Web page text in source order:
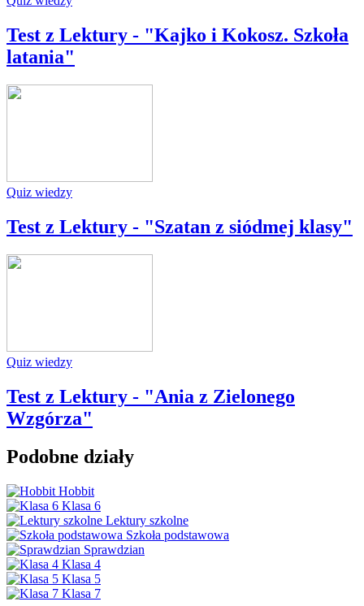
Test z Lektury - "Kajko i Kokosz. Szkoła
latania"
Quiz wiedzy
Test z Lektury - "Szatan z siódmej klasy"
Quiz wiedzy
Test z Lektury - "Ania z Zielonego
Wzgórza"
Podobne działy
Hobbit
Klasa 6
Lektury szkolne
Szkoła podstawowa
Sprawdzian
Klasa 4
Klasa 5
Klasa 7